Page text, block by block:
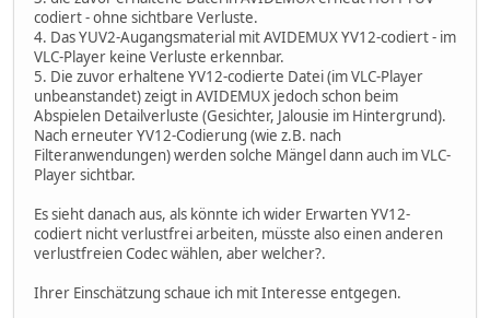
codiert - ohne sichtbare Verluste.
4. Das YUV2-Augangsmaterial mit AVIDEMUX YV12-codiert - im
VLC-Player keine Verluste erkennbar.
5. Die zuvor erhaltene YV12-codierte Datei (im VLC-Player
unbeanstandet) zeigt in AVIDEMUX jedoch schon beim
Abspielen Detailverluste (Gesichter, Jalousie im Hintergrund).
Nach erneuter YV12-Codierung (wie z.B. nach
Filteranwendungen) werden solche Mängel dann auch im VLC-
Player sichtbar.
Es sieht danach aus, als könnte ich wider Erwarten YV12-
codiert nicht verlustfrei arbeiten, müsste also einen anderen
verlustfreien Codec wählen, aber welcher?.
Ihrer Einschätzung schaue ich mit Interesse entgegen.